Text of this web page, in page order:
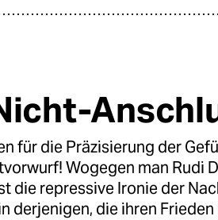
für die Präzisierung der
Wogegen man Rudi
die repressive Ironie der
derjenigen, die ihren